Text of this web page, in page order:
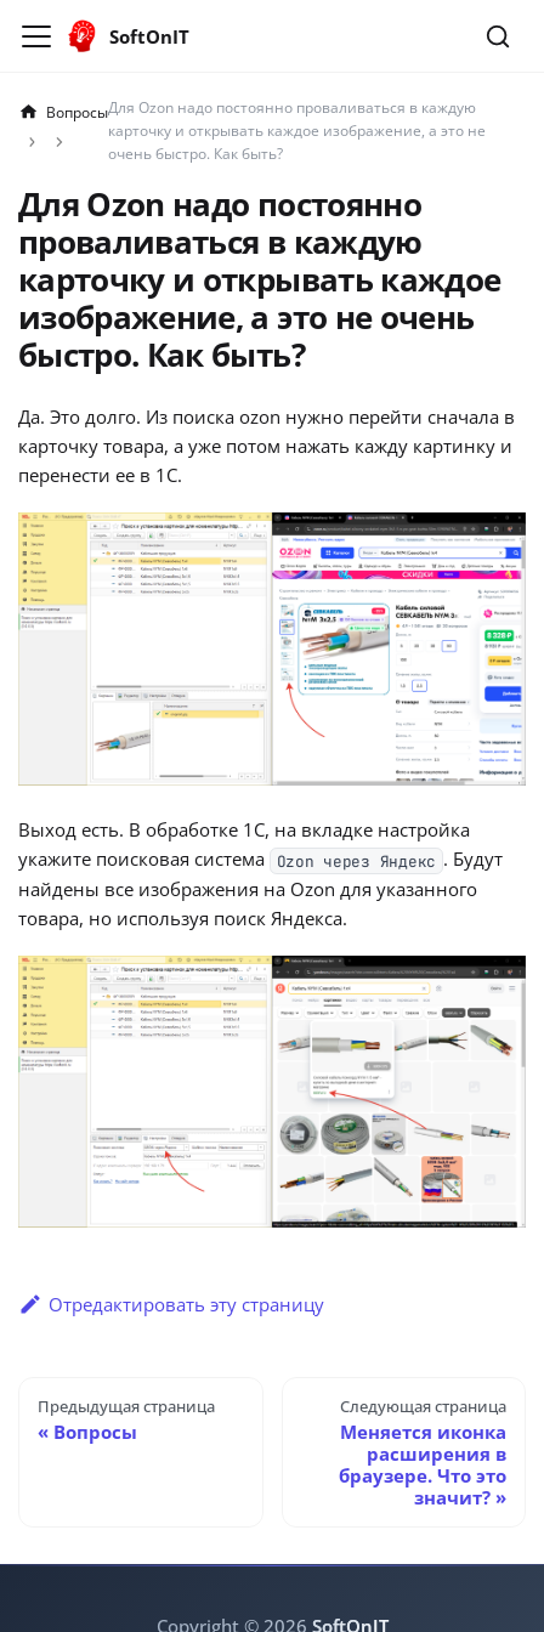
SoftOnIT
ВопросыДля Ozon надо постоянно проваливаться в каждую
карточку и открывать каждое изображение, а это не
очень быстро. Как быть?
Для Ozon надо постоянно
проваливаться в каждую
карточку и открывать каждое
изображение, а это не очень
быстро. Как быть?
Да. Это долго. Из поиска ozon нужно перейти сначала в
карточку товара, а уже потом нажать кажду картинку и
перенести ее в 1С.
Выход есть. В обработке 1С, на вкладке настройка
укажите поисковая система
Ozon через Яндекс . Будут
найдены все изображения на Ozon для указанного
товара, но используя поиск Яндекса.
Отредактировать эту страницу
Предыдущая страница
Вопросы
Следующая страница
Меняется иконка
расширения в
браузере. Что это
значит?
Copyright © 2026 SoftOnIT